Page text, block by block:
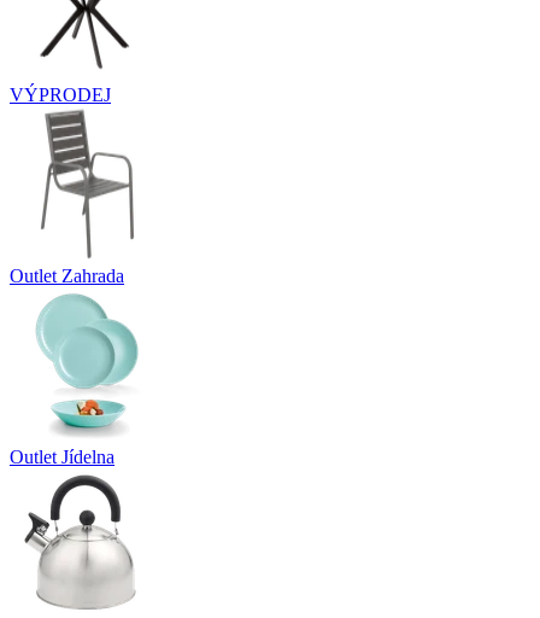
VÝPRODEJ
Outlet Zahrada
Outlet Jídelna